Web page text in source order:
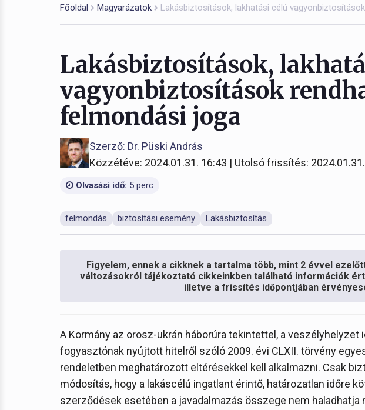
Főoldal Magyarázatok Lakásbiztosítások, lakhatási célú
Lakásbiztosítások,
vagyonbiztosítások
felmondási joga
Szerző: Dr. Püski András
Közzétéve: 2024.01.31. 16:43 | Utolsó frissítés:
Olvasási idő: 5 perc
felmondás biztosítási esemény Lakásbiztosítás
Figyelem, ennek a cikknek a tartalma több, mint 2 évvel
változásokról tájékoztató cikkeinkben található információk
illetve a frissítés időpontjában
A Kormány az orosz-ukrán háborúra tekintettel, a veszélyhelyzet
fogyasztónak nyújtott hitelről szóló 2009. évi CLXII. törvény
rendeletben meghatározott eltérésekkel kell alkalmazni. Csak
módosítás, hogy a lakáscélú ingatlant érintő, határozatlan időre
szerződések esetében a javadalmazás összege nem